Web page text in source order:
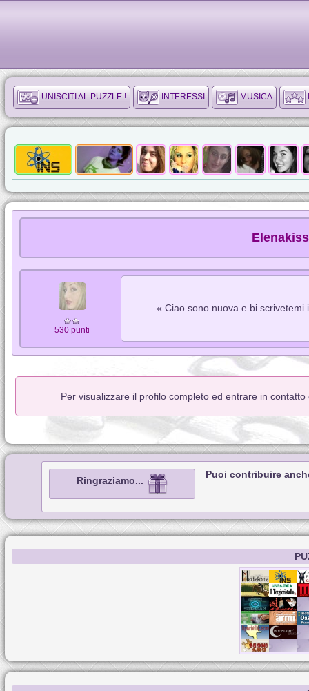
UNISCITI AL PUZZLE ! INTERESSI MUSICA
530 punti
« Ciao sono nuova e bi
Per visualizzare il profilo completo ed entrare in
Ringraziamo...
Puoi contribuire